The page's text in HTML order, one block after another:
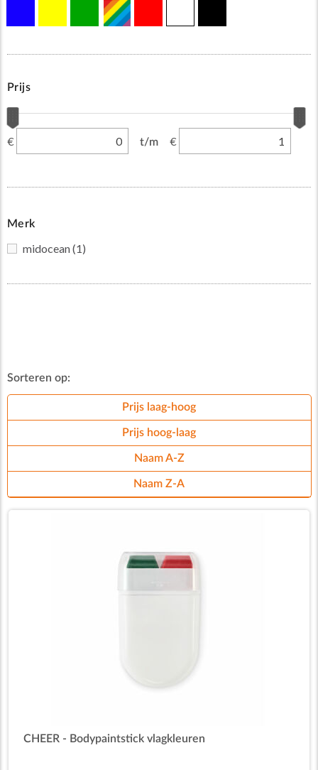
Prijs
€ t/m €
Merk
midocean(1)
Sorteren op:
Prijs laag-hoog
Prijs hoog-laag
Naam A-Z
Naam Z-A
CHEER - Bodypaintstick vlagkleuren